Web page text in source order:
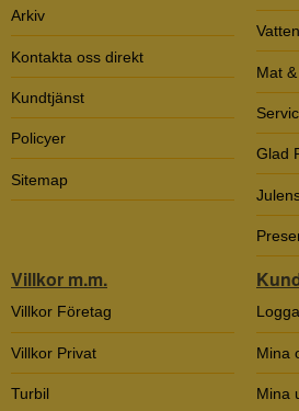
Arkiv
Kontakta oss direkt
Kundtjänst
Policyer
Sitemap
Mat
Glad
Villkor m.m.
Villkor Företag
Villkor Privat
Turbil
Mina
Mina